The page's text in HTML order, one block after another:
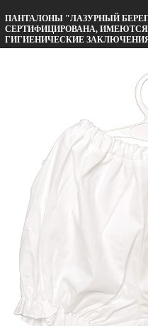
ПАНТАЛОНЫ "ЛАЗУРНЫЙ
СЕРТИФИЦИРОВАНА,
ГИГИЕНИЧЕСКИЕ ЗАКЛЮЧЕНИЯ